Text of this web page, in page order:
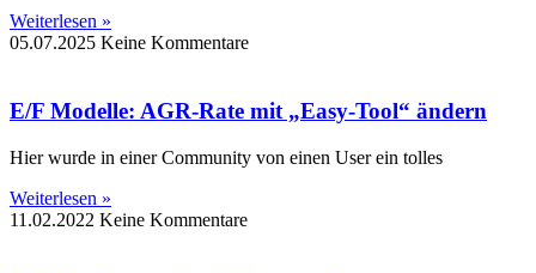
Weiterlesen »
05.07.2025 Keine Kommentare
E/F Modelle: AGR-Rate mit „Easy-Tool“ ändern
Hier wurde in einer Community von einen User ein tolles
Weiterlesen »
11.02.2022 Keine Kommentare